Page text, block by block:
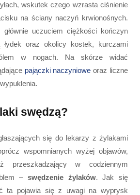
wskutek czego wzrasta ciśnienie
na ściany naczyń krwionośnych.
uczuciem ciężkości kończyn
łydek oraz okolicy kostek, kurczami
w nogach. Na skórze widać
pajączki naczyniowe oraz liczne
swędzą?
się do lekarzy z żylakami
wspomnianych wyżej objawów,
przeszkadzający w codziennym
– swędzenie żylaków. Jak się
ta pojawia się z uwagi na wyprysk